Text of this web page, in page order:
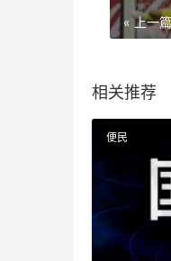
« 上一篇
相关推荐
便民